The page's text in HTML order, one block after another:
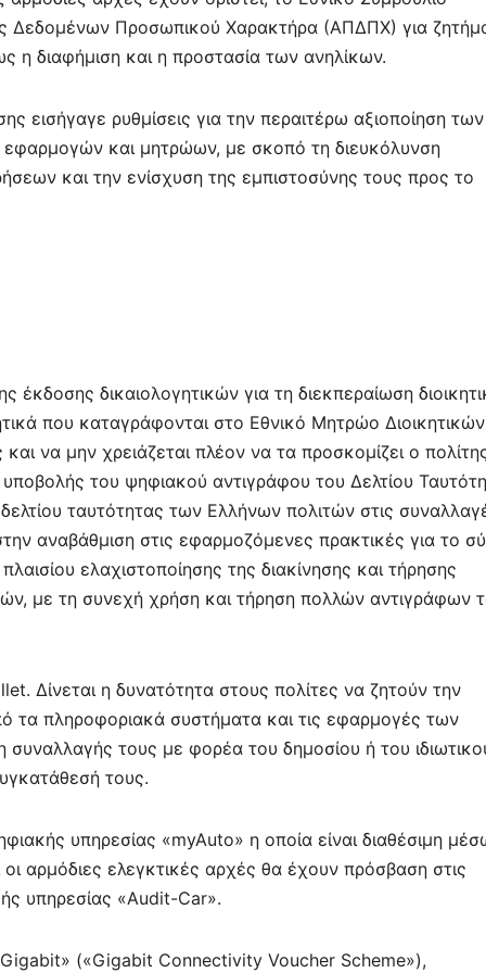
Δεδομένων Προσωπικού Χαρακτήρα (ΑΠΔΠΧ) για
η διαφήμιση και η προστασία των ανηλίκων.
εισήγαγε ρυθμίσεις για την περαιτέρω αξιοποίηση των
εφαρμογών και μητρώων, με σκοπό τη διευκόλυνση
και την ενίσχυση της εμπιστοσύνης τους προς το
δικαιολογητικών για τη διεκπεραίωση
που καταγράφονται στο Εθνικό Μητρώο Διοικητικών
να μην χρειάζεται πλέον να τα προσκομίζει ο
του ψηφιακού αντιγράφου του Δελτίου
ταυτότητας των Ελλήνων πολιτών στις
αναβάθμιση στις εφαρμοζόμενες πρακτικές για το
ελαχιστοποίησης της διακίνησης και τήρησης
με τη συνεχή χρήση και τήρηση πολλών αντιγράφων
Δίνεται η δυνατότητα στους πολίτες να ζητούν την
πληροφοριακά συστήματα και τις εφαρμογές των
τους με φορέα του δημοσίου ή του
τους.
υπηρεσίας «myAuto» η οποία είναι διαθέσιμη
αρμόδιες ελεγκτικές αρχές θα έχουν πρόσβαση στις
υπηρεσίας «Audit-Car».
Gigabit» («Gigabit Connectivity Voucher Scheme»),